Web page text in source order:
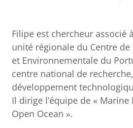
Filipe est chercheur associé
unité régionale du Centre de
et Environnementale du
centre national de
développement
Il dirige l’équipe de «
Open Ocean ».